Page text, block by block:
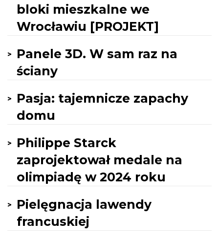
bloki mieszkalne we
Wrocławiu [PROJEKT]
Panele 3D. W sam raz na
ściany
Pasja: tajemnicze zapachy
domu
Philippe Starck
zaprojektował medale na
olimpiadę w 2024 roku
Pielęgnacja lawendy
francuskiej